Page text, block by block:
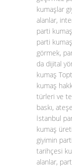
kumaşlar
alanlar,
parti
parti
görmek,
da dijital
kumaş
kumaş
türleri ve
baskı,
İstanbul
kumaş
giyimin
tarihçesi
alanlar,